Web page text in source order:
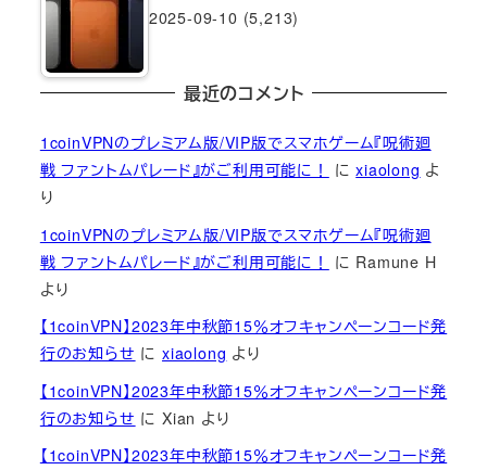
2025-09-10 (5,213)
最近のコメント
1coinVPNのプレミアム版/VIP版でスマホゲーム『呪術廻
戦 ファントムパレード』がご利用可能に！
にxiaolong よ
り
1coinVPNのプレミアム版/VIP版でスマホゲーム『呪術廻
戦 ファントムパレード』がご利用可能に！
に Ramune H
より
【1coinVPN】2023年中秋節15％オフキャンペーンコード発
行のお知らせ にxiaolong より
【1coinVPN】2023年中秋節15％オフキャンペーンコード発
行のお知らせ にXian より
【1coinVPN】2023年中秋節15％オフキャンペーンコード発